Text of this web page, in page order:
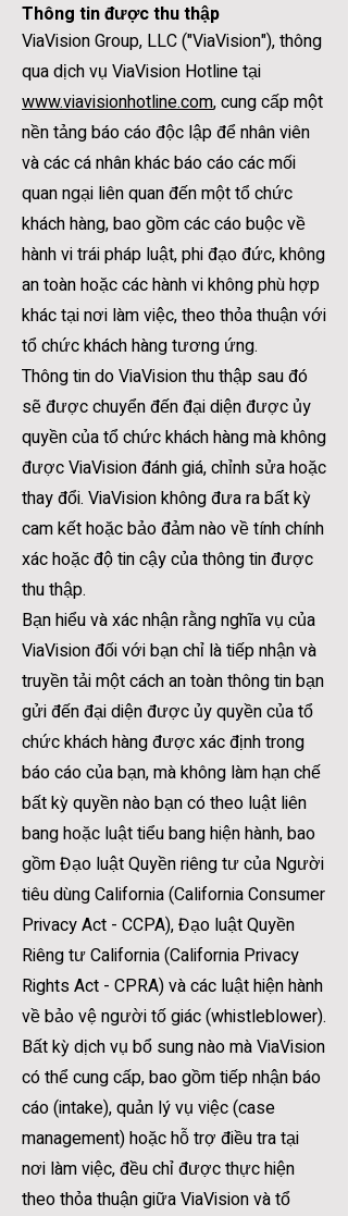
Thông tin được thu thập
ViaVision Group, LLC ("ViaVision"), thông
qua dịch vụ ViaVision Hotline tại
www.viavisionhotline.com, cung cấp một
nền tảng báo cáo độc lập để nhân viên
và các cá nhân khác báo cáo các mối
quan ngại liên quan đến một tổ chức
khách hàng, bao gồm các cáo buộc về
hành vi trái pháp luật, phi đạo đức, không
an toàn hoặc các hành vi không phù hợp
khác tại nơi làm việc, theo thỏa thuận với
tổ chức khách hàng tương ứng.
Thông tin do ViaVision thu thập sau đó
sẽ được chuyển đến đại diện được ủy
quyền của tổ chức khách hàng mà không
được ViaVision đánh giá, chỉnh sửa hoặc
thay đổi. ViaVision không đưa ra bất kỳ
cam kết hoặc bảo đảm nào về tính chính
xác hoặc độ tin cậy của thông tin được
thu thập.
Bạn hiểu và xác nhận rằng nghĩa vụ của
ViaVision đối với bạn chỉ là tiếp nhận và
truyền tải một cách an toàn thông tin bạn
gửi đến đại diện được ủy quyền của tổ
chức khách hàng được xác định trong
báo cáo của bạn, mà không làm hạn chế
bất kỳ quyền nào bạn có theo luật liên
bang hoặc luật tiểu bang hiện hành, bao
gồm Đạo luật Quyền riêng tư của Người
tiêu dùng California (California Consumer
Privacy Act - CCPA), Đạo luật Quyền
Riêng tư California (California Privacy
Rights Act - CPRA) và các luật hiện hành
về bảo vệ người tố giác (whistleblower).
Bất kỳ dịch vụ bổ sung nào mà ViaVision
có thể cung cấp, bao gồm tiếp nhận báo
cáo (intake), quản lý vụ việc (case
management) hoặc hỗ trợ điều tra tại
nơi làm việc, đều chỉ được thực hiện
theo thỏa thuận giữa ViaVision và tổ